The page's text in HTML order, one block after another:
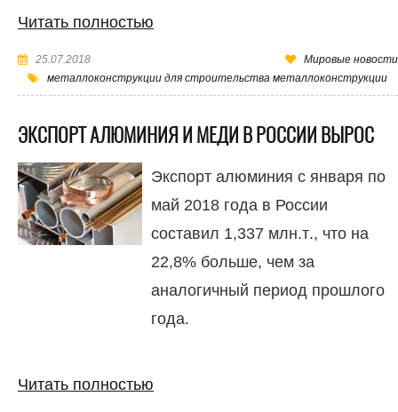
Читать полностью
25.07.2018
Мировые новости
металлоконструкции для строительства металлоконструкции
ЭКСПОРТ АЛЮМИНИЯ И МЕДИ В РОССИИ ВЫРОС
Экспорт алюминия с января по
май 2018 года в России
составил 1,337 млн.т., что на
22,8% больше, чем за
аналогичный период прошлого
года.
Читать полностью